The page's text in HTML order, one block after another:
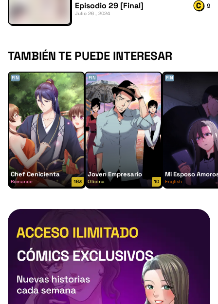
Episodio 29 [Final]
Julio 26 , 2024
9
TAMBIÉN TE PUEDE INTERESAR
FIN
Chef Cenicienta
Romance 163
FIN
Joven Empresario
Oficina 10
FIN
Mi Esposo
English